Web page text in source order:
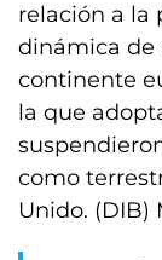
relación a la
dinámica de
continente
la que
como
Unido. (DIB)